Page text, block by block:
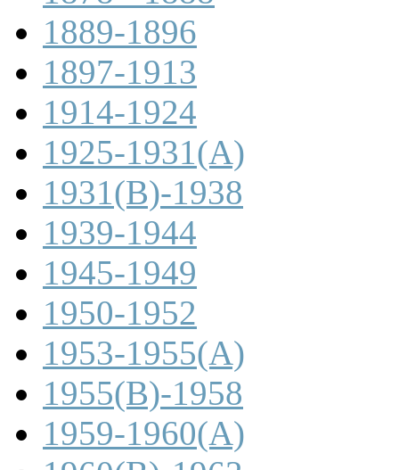
1889-1896
1897-1913
1914-1924
1925-1931(A)
1931(B)-1938
1939-1944
1945-1949
1950-1952
1953-1955(A)
1955(B)-1958
1959-1960(A)